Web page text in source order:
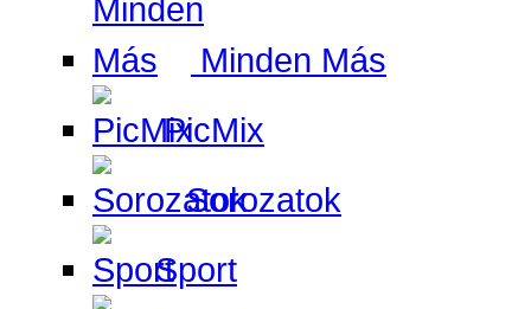
Minden Más
PicMix
Sorozatok
Sport